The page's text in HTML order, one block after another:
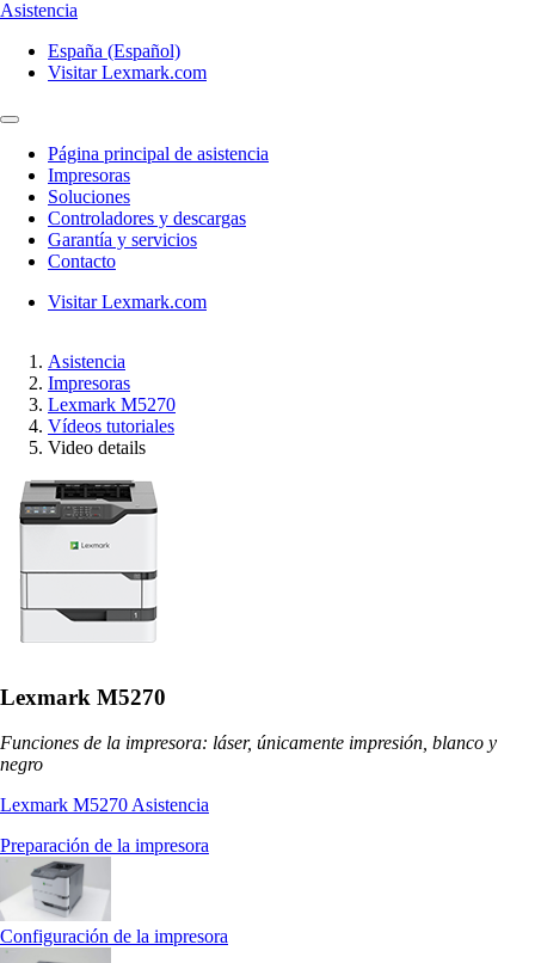
Asistencia
España (Español)
Visitar Lexmark.com
Página principal de asistencia
Impresoras
Soluciones
Controladores y descargas
Garantía y servicios
Contacto
Visitar Lexmark.com
Asistencia
Impresoras
Lexmark M5270
Vídeos tutoriales
Video details
Lexmark M5270
Funciones de la impresora: láser, únicamente impresión, blanco y
negro
Lexmark M5270 Asistencia
Preparación de la impresora
Configuración de la impresora